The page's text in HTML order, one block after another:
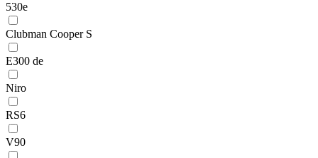
530e
Clubman Cooper S
E300 de
Niro
RS6
V90